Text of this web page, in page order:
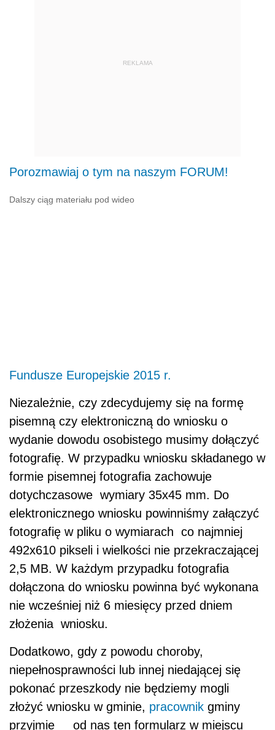
REKLAMA
Porozmawiaj o tym na naszym FORUM!
Dalszy ciąg materiału pod wideo
Fundusze Europejskie 2015 r.
Niezależnie, czy zdecydujemy się na formę
pisemną czy elektroniczną do wniosku o
wydanie dowodu osobistego musimy dołączyć
fotografię. W przypadku wniosku składanego w
formie pisemnej fotografia zachowuje
dotychczasowe wymiary 35x45 mm. Do
elektronicznego wniosku powinniśmy załączyć
fotografię w pliku o wymiarach co najmniej
492x610 pikseli i wielkości nie przekraczającej
2,5 MB. W każdym przypadku fotografia
dołączona do wniosku powinna być wykonana
nie wcześniej niż 6 miesięcy przed dniem
złożenia wniosku.
Dodatkowo, gdy z powodu choroby,
niepełnosprawności lub innej niedającej się
pokonać przeszkody nie będziemy mogli
złożyć wniosku w gminie, pracownik gminy
przyjmie od nas ten formularz w miejscu